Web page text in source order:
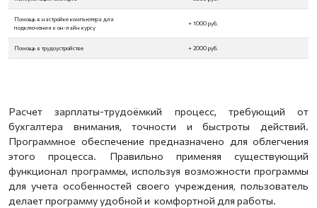
Помощь в настройке компьютера для
подключения к он-лайн курсу
+ 1000 руб.
Помощь в трудоустройстве + 2000 руб.
Расчет зарплаты-трудоёмкий процесс, требующий от
бухгалтера внимания, точности и быстроты действий.
Программное обеспечение предназначено для облегчения
этого процесса. Правильно применяя существующий
функционал программы, используя возможности программы
для учета особенностей своего учреждения, пользователь
делает программу удобной и комфортной для работы.